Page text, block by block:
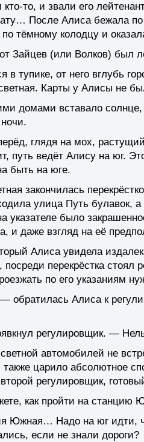
кто-то, и звали его
После Алиса бежала по
тёмному колодцу и
Зайцев (или Волков) был
в тупике, от него вглубь
Карты у Алисы не
домами вставало
глядя на мох,
путь ведёт Алису на юг.
быть на юге.
закончилась
улица Путь булавок,
указателе было
и даже взгляд на её
Алиса увидела
перекрёстка стоял
по его указаниям
обратилась Алиса к
регулировщик. —
автомобилей не
царило абсолютное
регулировщик,
как пройти на станцию
Южная… Надо на юг идти,
если не знали дороги?